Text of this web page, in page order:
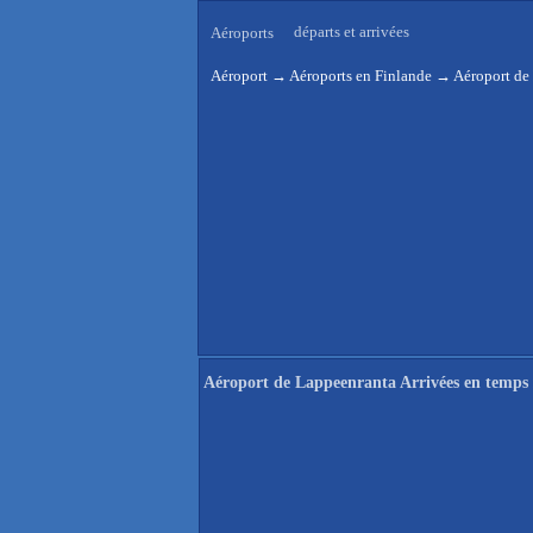
Aéroports départs et arrivées
Aéroport → Aéroports en Finlande → Aéroport de
Aéroport de Lappeenranta Arrivées en temps